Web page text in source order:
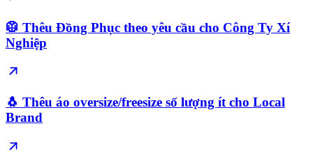
🥼 Thêu Đồng Phục theo yêu cầu cho Công Ty Xí
Nghiệp
🐧 Thêu áo oversize/freesize số lượng ít cho Local
Brand